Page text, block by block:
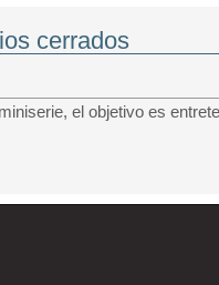
cerrados
el objetivo es